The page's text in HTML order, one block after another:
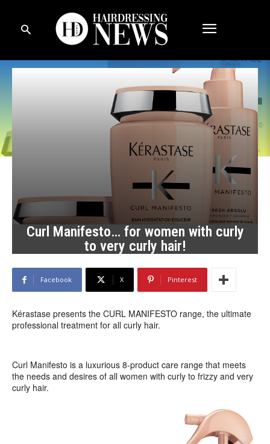
Curl Manifesto… for women with curly
to very curly hair!
Facebook X Pinterest
Kérastase presents the CURL MANIFESTO range, the ultimate
professional treatment for all curly hair.
Curl Manifesto is a luxurious 8-product care range that meets
the needs and desires of all women with curly to frizzy and very
curly hair.